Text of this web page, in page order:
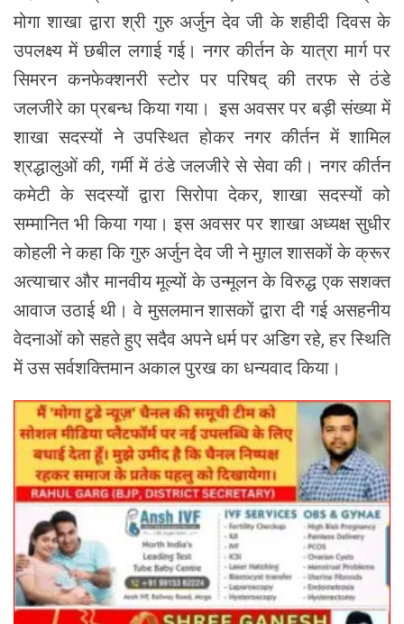
मोगा शाखा द्वारा श्री गुरु अर्जुन देव जी के शहीदी दिवस के
उपलक्ष्य में छबील लगाई गई। नगर कीर्तन के यात्रा मार्ग पर
सिमरन कनफेक्शनरी स्टोर पर परिषद् की तरफ से ठंडे
जलजीरे का प्रबन्ध किया गया। इस अवसर पर बड़ी संख्या में
शाखा सदस्यों ने उपस्थित होकर नगर कीर्तन में शामिल
श्रद्धालुओं की, गर्मी में ठंडे जलजीरे से सेवा की। नगर कीर्तन
कमेटी के सदस्यों द्वारा सिरोपा देकर, शाखा सदस्यों को
सम्मानित भी किया गया। इस अवसर पर शाखा अध्यक्ष सुधीर
कोहली ने कहा कि गुरु अर्जुन देव जी ने मुग़ल शासकों के क्रूर
अत्याचार और मानवीय मूल्यों के उन्मूलन के विरुद्ध एक सशक्त
आवाज उठाई थी। वे मुसलमान शासकों द्वारा दी गई असहनीय
वेदनाओं को सहते हुए सदैव अपने धर्म पर अडिग रहे, हर स्थिति
में उस सर्वशक्तिमान अकाल पुरख का धन्यवाद किया।